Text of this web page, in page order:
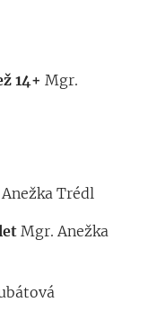
14+ Mgr.
Trédl
Mgr. Anežka